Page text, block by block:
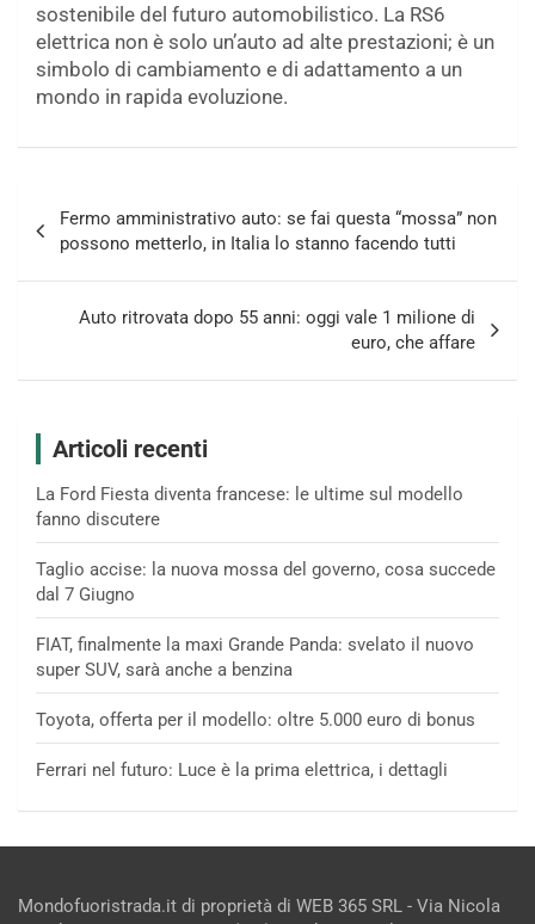
sostenibile del futuro automobilistico. La RS6
elettrica non è solo un’auto ad alte prestazioni; è un
simbolo di cambiamento e di adattamento a un
mondo in rapida evoluzione.
articoli
Fermo amministrativo auto: se fai questa “mossa” non
possono metterlo, in Italia lo stanno facendo tutti
Auto ritrovata dopo 55 anni: oggi vale 1 milione di
euro, che affare
Articoli recenti
La Ford Fiesta diventa francese: le ultime sul modello
fanno discutere
Taglio accise: la nuova mossa del governo, cosa succede
dal 7 Giugno
FIAT, finalmente la maxi Grande Panda: svelato il nuovo
super SUV, sarà anche a benzina
Toyota, offerta per il modello: oltre 5.000 euro di bonus
Ferrari nel futuro: Luce è la prima elettrica, i dettagli
Mondofuoristrada.it di proprietà di WEB 365 SRL - Via Nicola